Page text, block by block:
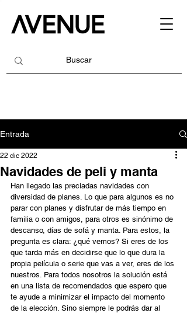
Entrada
Navidades de peli y manta
22 dic 2022
Han llegado las preciadas navidades con
diversidad de planes. Lo que para algunos es no
parar con planes y disfrutar de más tiempo en
familia o con amigos, para otros es sinónimo de
descanso, días de sofá y manta. Para estos, la
pregunta es clara: ¿qué vemos? Si eres de los
que tarda más en decidirse que lo que dura la
propia película o serie que vas a ver, eres de los
nuestros. Para todos nosotros la solución está
en una lista de recomendados que espero que
te ayude a minimizar el impacto del momento
de la elección. Sino siempre le podrás dar al